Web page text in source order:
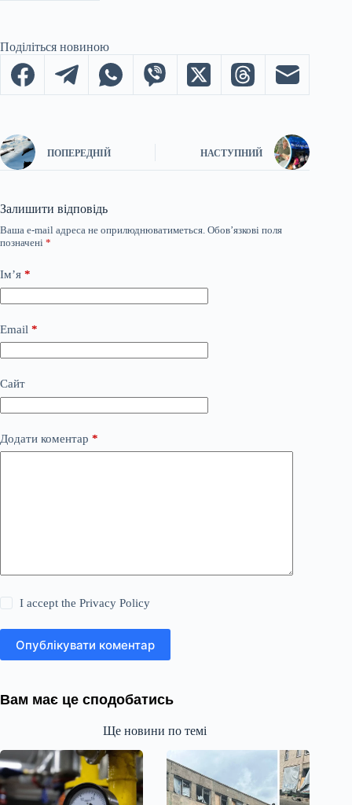
Поділіться новиною
ПОПЕРЕДНІЙ НАСТУПНИЙ
Залишити відповідь
Ваша e-mail адреса не оприлюднюватиметься. Обов’язкові поля
позначені *
Ім’я *
Email *
Сайт
Додати коментар *
I accept thePrivacy Policy
Опублікувати коментар
Вам має це сподобатись
Ще новини по темі